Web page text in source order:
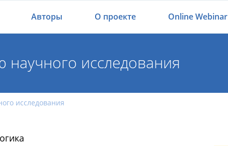
Авторы О проекте Online Webinar
исследования
исследования